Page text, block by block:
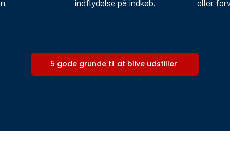
indflydelse på indkøb.
eller
5 gode grunde til at blive udstiller